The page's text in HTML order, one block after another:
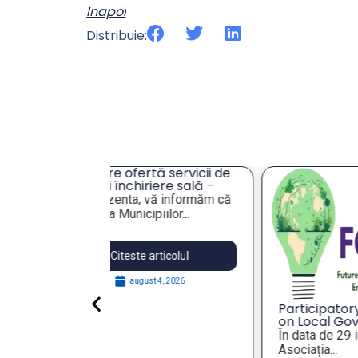
Inapoi
Distribuie:
Participatory Roundtable
on Local Governance and